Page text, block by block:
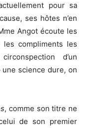
pour sa
ses hôtes n’en
Angot écoute les
les compliments les
d’un
une science dure, on
, comme son titre ne
de son premier